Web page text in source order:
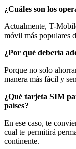
¿Cuáles son los
Actualmente, T-
móvil más populares
¿Por qué debería
Porque no solo
manera más fácil y
¿Qué tarjeta SIM
países?
En ese caso, te
cual te permitirá
continente.